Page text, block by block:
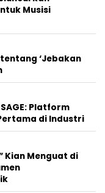
Musisi
‘Jebakan
Platform
di Industri
Kian Menguat di